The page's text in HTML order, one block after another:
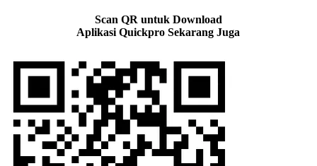
Scan QR untuk Download
Aplikasi Quickpro Sekarang Juga